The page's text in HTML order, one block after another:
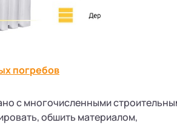
погребов
с многочисленными
обшить материалом,